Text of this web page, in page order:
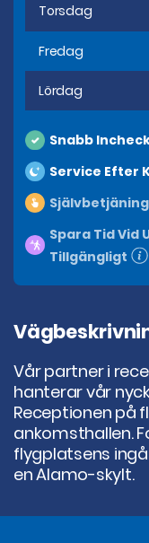
Torsdag
Fredag
Lördag
Snabb
Service Efter
Spara Tid Vid
Tillgängligt
Vår partner i
hanterar vår
Receptionen på
ankomsthallen.
flygplatsens
en Alamo-skylt.